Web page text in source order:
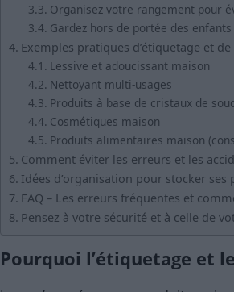
Organisez votre rangement pour
Gardez hors de portée des
Exemples pratiques d’étiquetage et
Lessive et adoucissant maison
Nettoyant multi-usages
Produits à base de cristaux de
Cosmétiques maison
Produits alimentaires maison
Comment éviter les erreurs et les
Idées d’organisation pour stocker
FAQ – Les erreurs fréquentes et
Pensez à votre sécurité et à celle de
Pourquoi l’étiquetage et